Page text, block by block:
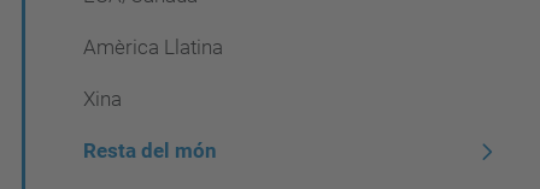
Amèrica Llatina
Xina
Resta del món